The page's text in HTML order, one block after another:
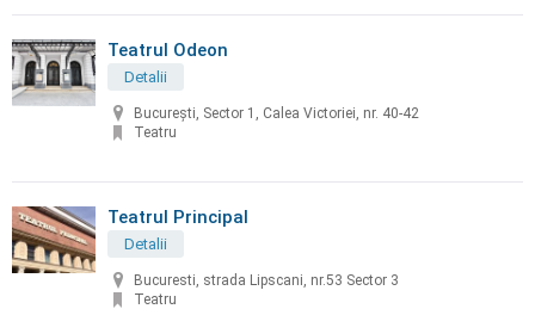
Teatrul Odeon
Detalii
Bucureşti, Sector 1, Calea Victoriei, nr. 40-42
Teatru
Teatrul Principal
Detalii
Bucuresti, strada Lipscani, nr.53 Sector 3
Teatru